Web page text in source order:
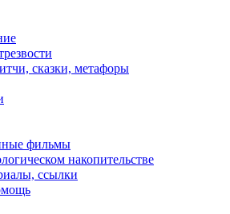
сказки, метафоры
фильмы
накопительстве
ссылки